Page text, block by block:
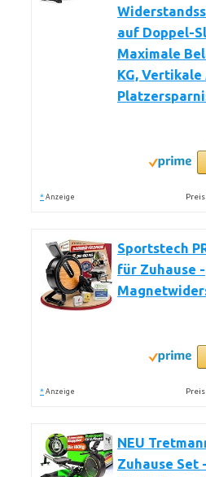
auf Doppel-
Maximale
KG,
* Anzeige
Sportstech
für Zuhause -
* Anzeige
NEU
Zuhause Set